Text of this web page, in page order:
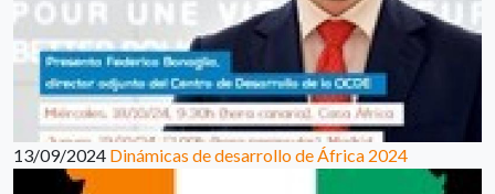
13/09/2024 Dinámicas de desarrollo de África 2024